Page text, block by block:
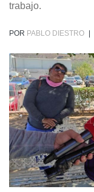
trabajo.
POR PABLO DIESTRO